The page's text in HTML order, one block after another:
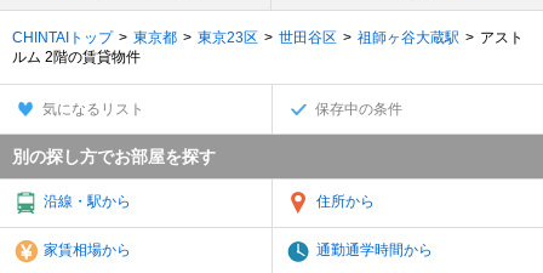
CHINTAIトップ 東京都 東京23区 世田谷区 祖師ヶ谷大蔵駅
アスト
ルム 2階の賃貸物件
気になるリスト 保存中の条件
別の探し方でお部屋を探す
沿線・駅から 住所から
家賃相場から 通勤通学時間から